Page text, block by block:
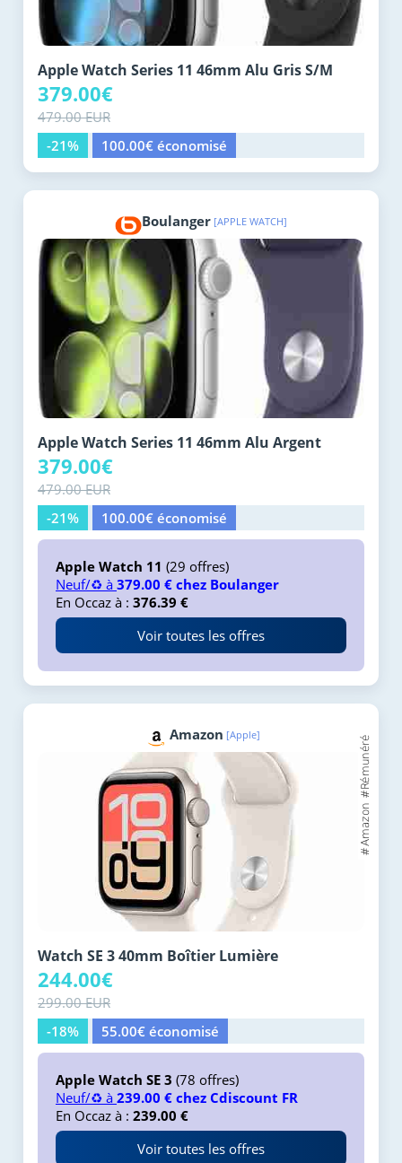
Apple Watch Series 11 46mm Alu Gris S/M
379.00€
479.00 EUR
-21%
100.00€ économisé
Boulanger [APPLE WATCH]
Apple Watch Series 11 46mm Alu Argent
379.00€
479.00 EUR
-21%
100.00€ économisé
Apple Watch 11 (29 offres)
Neuf/♻️ à 379.00 € chez Boulanger
En Occaz à : 376.39 €
Voir toutes les offres
Amazon [Apple]
Watch SE 3 40mm Boîtier Lumière
244.00€
299.00 EUR
-18%
55.00€ économisé
Apple Watch SE 3 (78 offres)
Neuf/♻️ à 239.00 € chez Cdiscount FR
En Occaz à : 239.00 €
Voir toutes les offres